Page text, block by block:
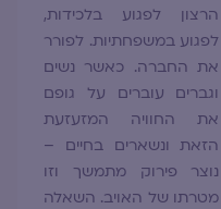
הרצון לפגוע בלכידות,
לפגוע במשפחתיות. לפורר
את החברה. כאשר נשים
וגברים עוברים על גופם
את החוויה המזעזעת
הזאת ונשארים בחיים –
נוצר פירוק מתמשך וזו
מטרתו של האויב. השאלה